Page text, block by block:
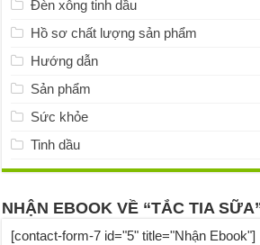
Đèn xông tinh dầu
Hồ sơ chất lượng sản phẩm
Hướng dẫn
Sản phẩm
Sức khỏe
Tinh dầu
NHẬN EBOOK VỀ “TẮC TIA
[contact-form-7 id="5" title="Nhận Ebook"]